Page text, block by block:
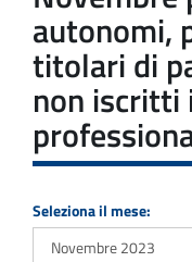
autonomi,
titolari di
non iscritti
Seleziona il mese: